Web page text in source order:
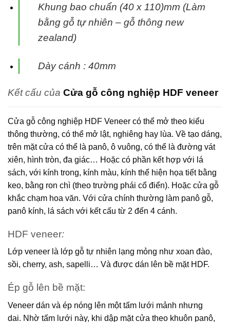
Khung bao chuẩn (40 x 110)mm (Làm
bằng gỗ tự nhiên – gỗ thông new
zealand)
Dày cánh : 40mm
Kết cấu của Cửa gỗ công nghiệp HDF veneer
Cửa gỗ công nghiệp HDF Veneer có thể mở theo kiểu
thông thường, có thể mở lật, nghiêng hay lùa. Về tạo dáng,
trên mặt cửa có thể là panô, ô vuông, có thể là đường vát
xiên, hình tròn, đa giác… Hoặc có phần kết hợp với lá
sách, với kính trong, kính màu, kính thể hiện họa tiết bằng
keo, bằng ron chì (theo trường phái cổ điển). Hoặc cửa gỗ
khắc chạm hoa văn. Với cửa chính thường làm panô gỗ,
panô kính, lá sách với kết cấu từ 2 đến 4 cánh.
HDF veneer:
Lớp veneer là lớp gỗ tự nhiên lạng mỏng như xoan đào,
sồi, cherry, ash, sapelli… Và được dán lên bề mặt HDF.
Ép gỗ lên bề mặt:
Veneer dán và ép nóng lên một tấm lưới mảnh nhưng
dai. Nhờ tấm lưới này, khi dập mặt cửa theo khuôn panô,